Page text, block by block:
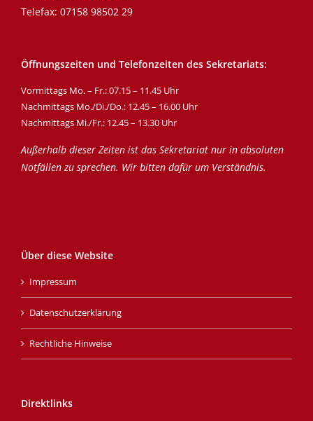
Telefax: 07158 98502 29
Öffnungszeiten und Telefonzeiten des Sekretariats:
Vormittags Mo. – Fr.: 07.15 – 11.45 Uhr
Nachmittags Mo./Di./Do.: 12.45 – 16.00 Uhr
Nachmittags Mi./Fr.: 12.45 – 13.30 Uhr
Außerhalb dieser Zeiten ist das Sekretariat nur in absoluten
Notfällen zu sprechen. Wir bitten dafür um Verständnis.
Über diese Website
Impressum
Datenschutzerklärung
Rechtliche Hinweise
Direktlinks